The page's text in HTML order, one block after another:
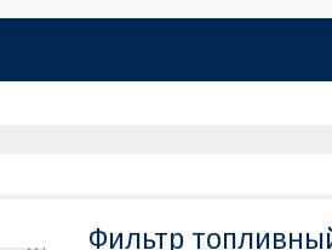
Фильтр